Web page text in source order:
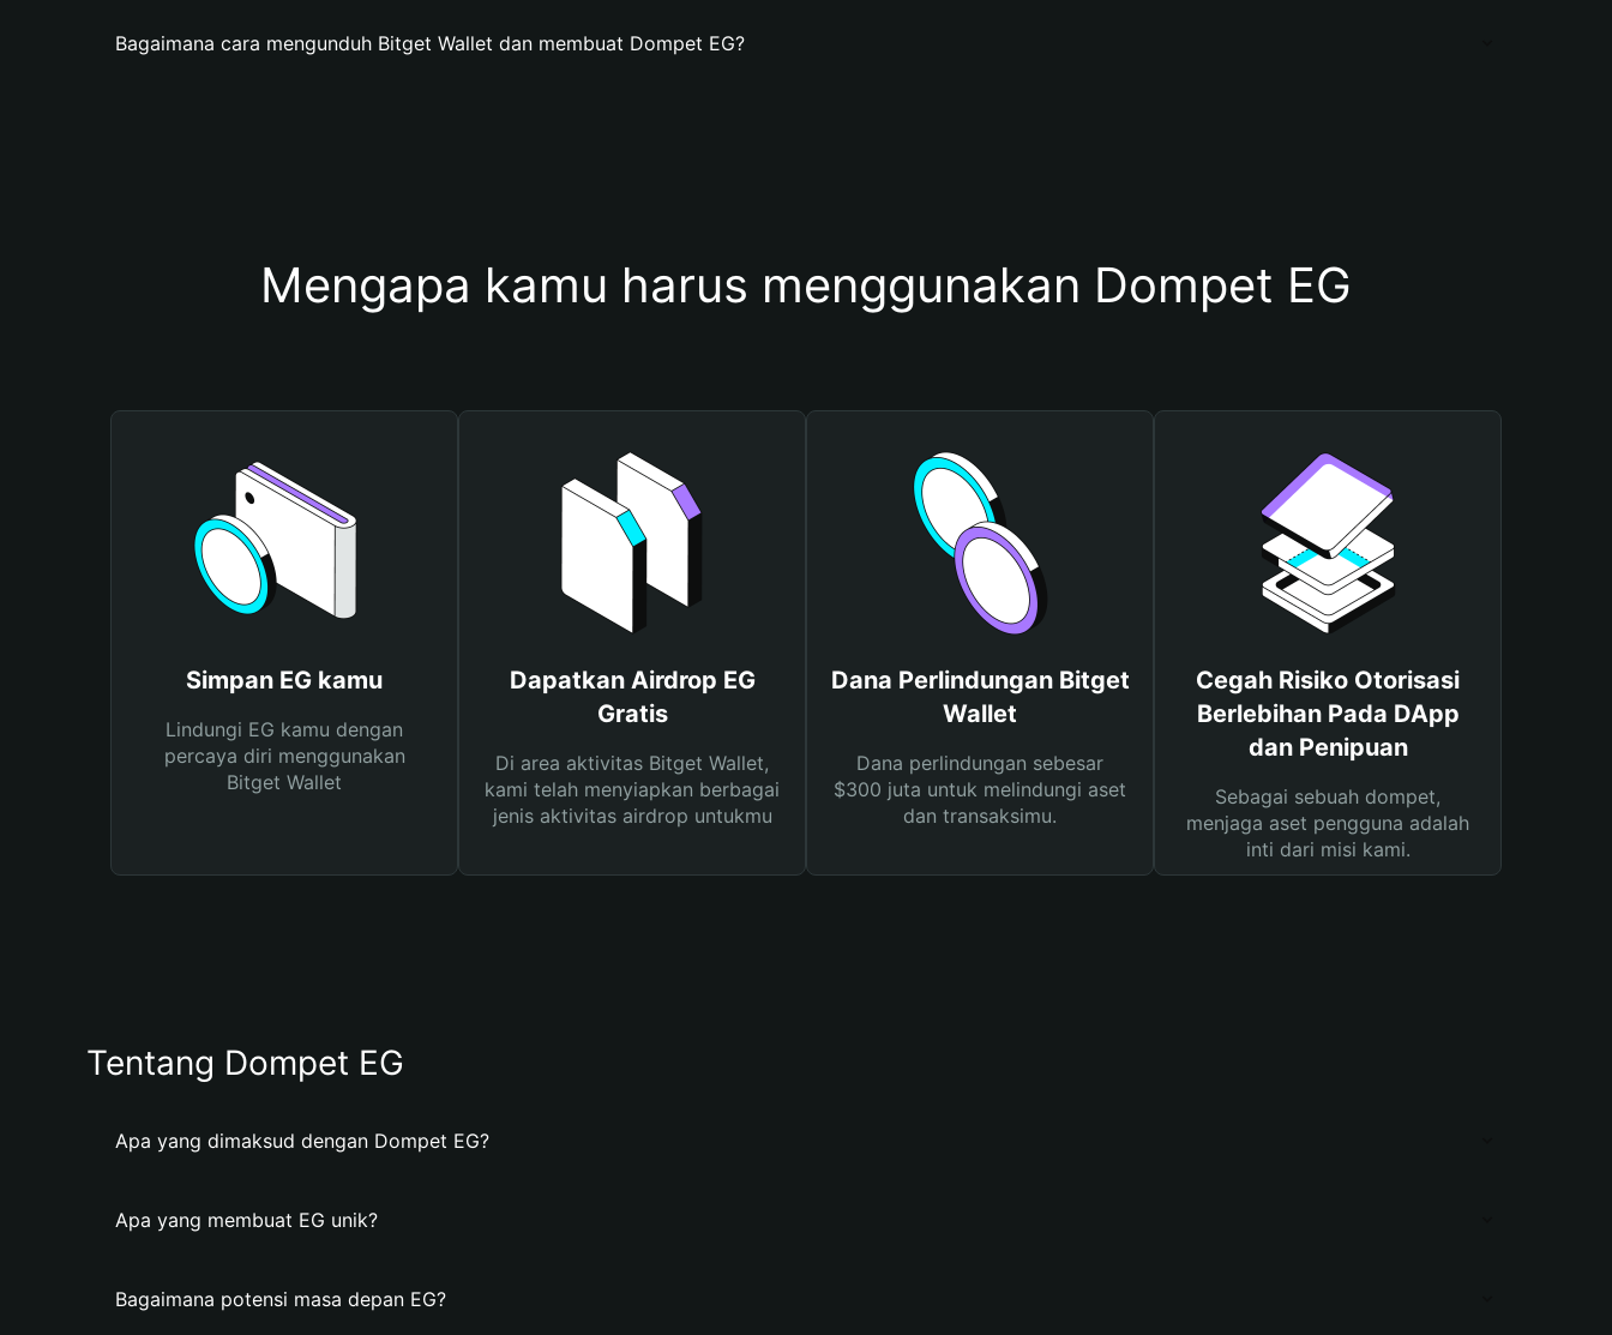
Bagaimana cara mengunduh Bitget Wallet dan membuat Dompet EG?
Mengapa kamu harus menggunakan Dompet EG
Simpan EG kamu
Lindungi EG kamu dengan
percaya diri menggunakan
Bitget Wallet
Dapatkan Airdrop EG
Gratis
Di area aktivitas Bitget Wallet,
kami telah menyiapkan berbagai
jenis aktivitas airdrop untukmu
Dana Perlindungan Bitget
Wallet
Dana perlindungan sebesar
$300 juta untuk melindungi aset
dan transaksimu.
Cegah Risiko Otorisasi
Berlebihan Pada DApp
dan Penipuan
Sebagai sebuah dompet,
menjaga aset pengguna adalah
inti dari misi kami.
Tentang Dompet EG
Apa yang dimaksud dengan Dompet EG?
Apa yang membuat EG unik?
Bagaimana potensi masa depan EG?